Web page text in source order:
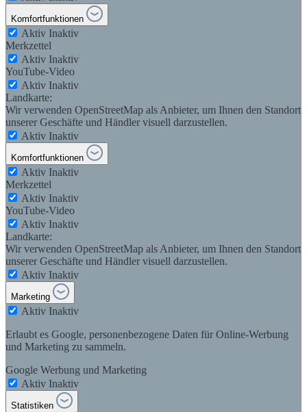
Komfortfunktionen
Aktiv Inaktiv
Merkzettel
Aktiv Inaktiv
YouTube-Video
Aktiv Inaktiv
Landkarte:
Wir verwenden OpenStreetMap als Anbieter, um Ihnen den Standort
unserer Geschäfte und Händler visuell darzustellen.
Aktiv Inaktiv
Komfortfunktionen
Aktiv Inaktiv
Merkzettel
Aktiv Inaktiv
YouTube-Video
Aktiv Inaktiv
Landkarte:
Wir verwenden OpenStreetMap als Anbieter, um Ihnen den Standort
unserer Geschäfte und Händler visuell darzustellen.
Aktiv Inaktiv
Marketing
Aktiv Inaktiv
Erlaubt es Google, personenbezogene Daten für Online-Werbung
und Marketing zu sammeln.
Google Werbung und Marketing
Aktiv Inaktiv
Statistiken